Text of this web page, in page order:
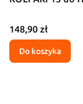
Cena
148,90 zł
Do koszyka